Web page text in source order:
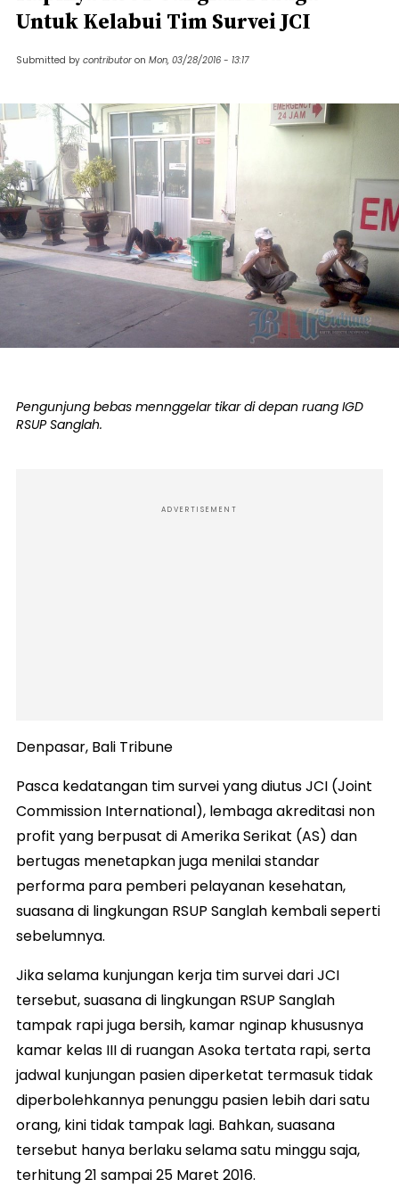
Untuk Kelabui Tim Survei JCI
Submitted by contributor on Mon, 03/28/2016 - 13:17
Pengunjung bebas mennggelar tikar di depan ruang IGD
RSUP Sanglah.
ADVERTISEMENT
Denpasar, Bali Tribune
Pasca kedatangan tim survei yang diutus JCI (Joint
Commission International), lembaga akreditasi non
profit yang berpusat di Amerika Serikat (AS) dan
bertugas menetapkan juga menilai standar
performa para pemberi pelayanan kesehatan,
suasana di lingkungan RSUP Sanglah kembali seperti
sebelumnya.
Jika selama kunjungan kerja tim survei dari JCI
tersebut, suasana di lingkungan RSUP Sanglah
tampak rapi juga bersih, kamar nginap khususnya
kamar kelas III di ruangan Asoka tertata rapi, serta
jadwal kunjungan pasien diperketat termasuk tidak
diperbolehkannya penunggu pasien lebih dari satu
orang, kini tidak tampak lagi. Bahkan, suasana
tersebut hanya berlaku selama satu minggu saja,
terhitung 21 sampai 25 Maret 2016.